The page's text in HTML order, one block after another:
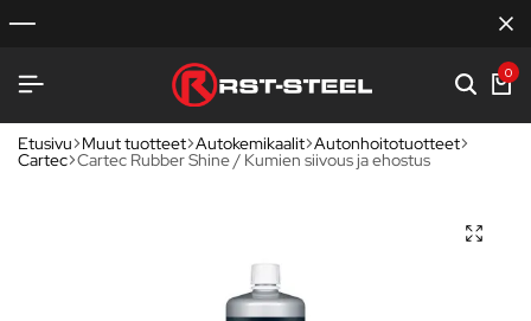
0
Etusivu Muut tuotteet Autokemikaalit Autonhoitotuotteet
Cartec Cartec Rubber Shine / Kumien siivous ja ehostus